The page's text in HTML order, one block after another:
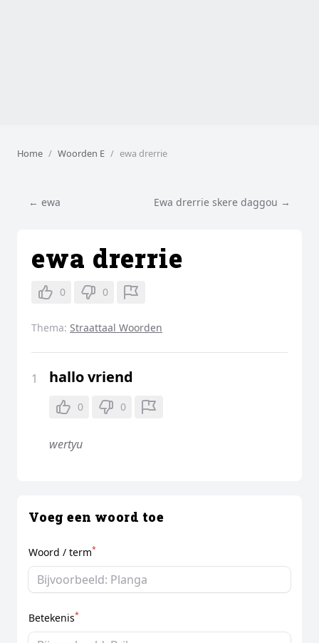
Home Woorden E ewa drerrie
← ewa Ewa drerrie skere daggou →
ewa drerrie
0 0
Thema: Straattaal Woorden
1 hallo vriend
0 0
wertyu
Voeg een woord toe
Woord / term*
Betekenis*